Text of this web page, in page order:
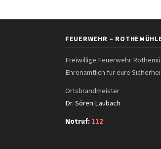
FEUERWEHR –
Freiwillige Feuerwehr
Ehrenamtlich für eure
Ortsbrandmeister
Dr. Sören Laubach
Notruf:112